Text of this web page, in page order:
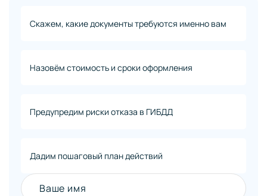
Скажем, какие документы требуются именно вам
Назовём стоимость и сроки оформления
Предупредим риски отказа в ГИБДД
Дадим пошаговый план действий
Ваше имя